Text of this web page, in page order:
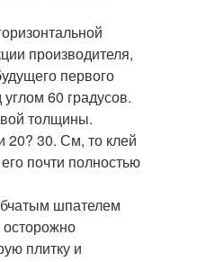
производителя,
первого
60 градусов.
толщины.
20? 30. См, то клей
почти полностью
шпателем
плитку и